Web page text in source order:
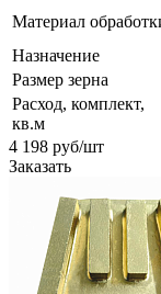
Материал
Назначение
Размер зерна
Расход, комплект,
кв.м
4 198 руб/шт
Заказать